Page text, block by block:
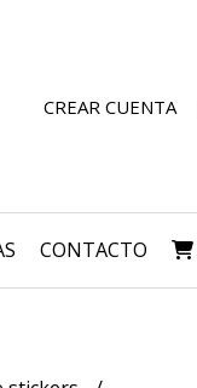
CREAR CUENTA
CONTACTO